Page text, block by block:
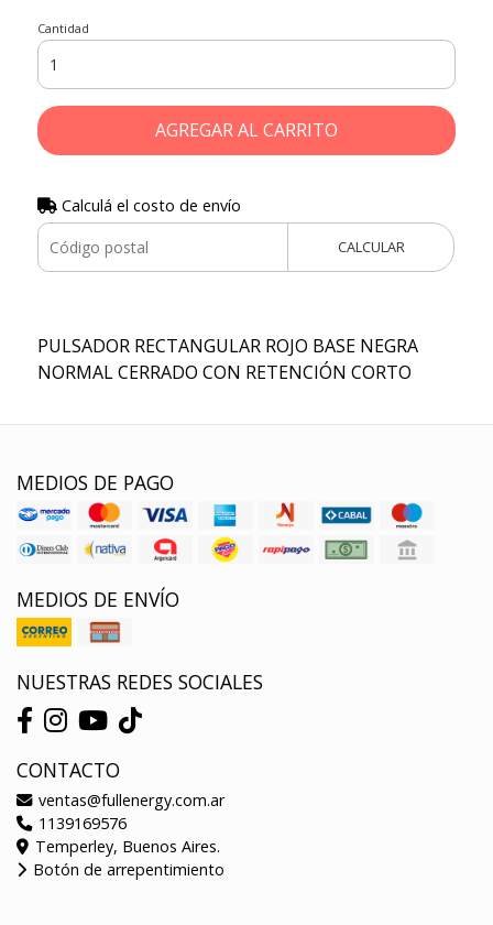
Cantidad
AGREGAR AL CARRITO
Calculá el costo de envío
CALCULAR
PULSADOR RECTANGULAR ROJO BASE NEGRA
NORMAL CERRADO CON RETENCIÓN CORTO
MEDIOS DE PAGO
MEDIOS DE ENVÍO
NUESTRAS REDES SOCIALES
CONTACTO
ventas@fullenergy.com.ar
1139169576
Temperley, Buenos Aires.
Botón de arrepentimiento